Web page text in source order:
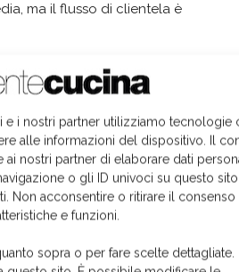
e i nostri partner utilizziamo tecnologie
alle informazioni del dispositivo. Il
nostri partner di elaborare dati
o gli ID univoci su questo
Non acconsentire o ritirare il
e funzioni.
sopra o per fare scelte dettagliate.
ma il flusso di clientela è
per quelli degli
scelta, essendo
in mente uno solo
degli specializzati,
di qualità" contenuta in